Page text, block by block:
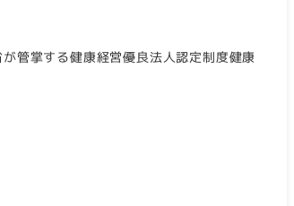
管掌する健康経営優良法人認定制度健康